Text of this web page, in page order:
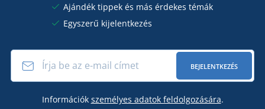
Ajándék tippek és más érdekes témák
Egyszerű kijelentkezés
BEJELENTKEZÉS
Információk személyes adatok feldolgozására.